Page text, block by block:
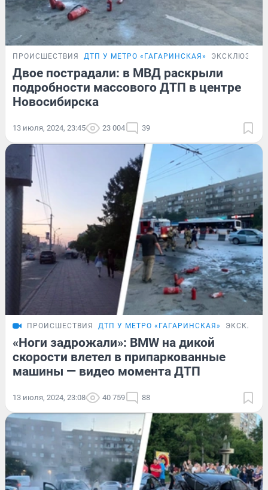
ПРОИСШЕСТВИЯ ДТП У МЕТРО «ГАГАРИНСКАЯ» ЭКСКЛЮЗИВ
Двое пострадали: в МВД раскрыли
подробности массового ДТП в центре
Новосибирска
13 июля, 2024, 23:45 23 004 39
ПРОИСШЕСТВИЯ ДТП У МЕТРО «ГАГАРИНСКАЯ»
«Ноги задрожали»: BMW на дикой
скорости влетел в припаркованные
машины — видео момента ДТП
13 июля, 2024, 23:08 40 759 88